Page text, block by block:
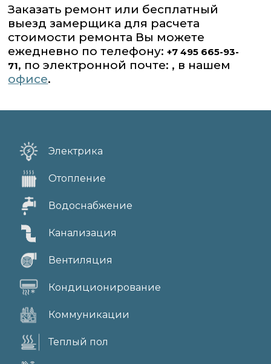
Заказать ремонт или бесплатный
выезд замерщика для расчета
стоимости ремонта Вы можете
ежедневно по телефону:+7 495 665-93-
71, по электронной почте: , в нашем
офисе.
Электрика
Отопление
Водоснабжение
Канализация
Вентиляция
Кондиционирование
Коммуникации
Теплый пол